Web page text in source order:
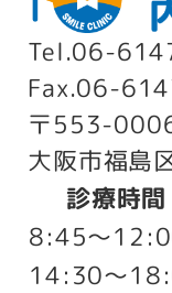
Tel.06-
Fax.06-
〒553-
大阪市福島
診療時間
8:45～
14:30～